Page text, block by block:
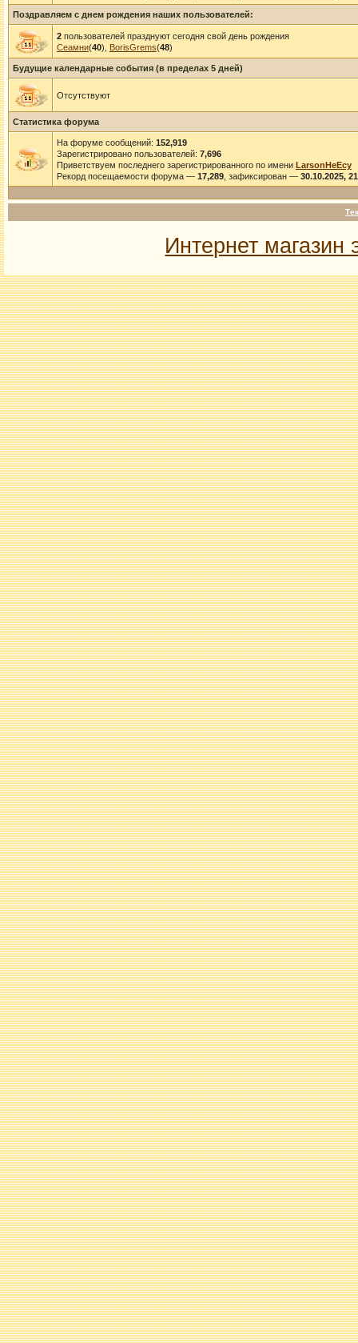
Поздравляем с днем рождения наших пользователей:
2пользователей празднуют сегодня свой день рождения
Сеамни(40), BorisGrems(48)
Будущие календарные события (в пределах 5 дней)
Отсутствуют
Статистика форума
На форуме сообщений: 152,919
Зарегистрировано пользователей: 7,696
Приветствуем последнего зарегистрированного по имени LarsonHeEcy
Рекорд посещаемости форума — 17,289, зафиксирован — 30.10.2025,
Интернет